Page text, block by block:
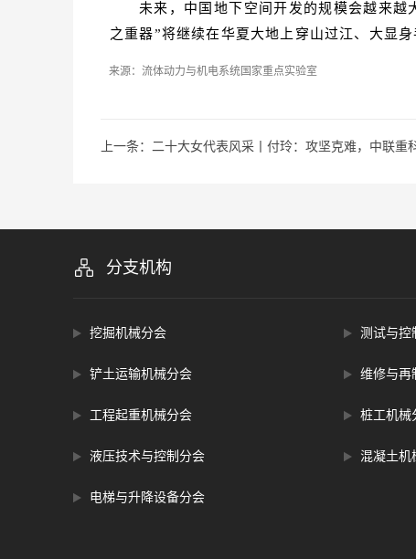
未来，中国地下空间开发的规模会越来越
之重器”将继续在华夏大地上穿山过江、大显身
来源：流体动力与机电系统国家重点实验室
上一条： 二十大女代表风采丨付玲：攻坚克难，中联重
分支机构
挖掘机械分会
铲土运输机械分会
工程起重机械分会
液压技术与控制分会
测试与控
维修与再
桩工机械
混凝土机
电梯与升降设备分会